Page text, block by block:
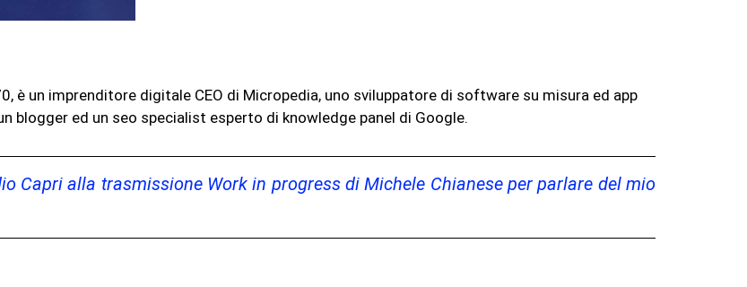
è un imprenditore digitale CEO di Micropedia, uno sviluppatore di software su misura ed app
blogger ed un seo specialist esperto di knowledge panel di Google.
Capri alla trasmissione Work in progress di Michele Chianese per parlare del mio